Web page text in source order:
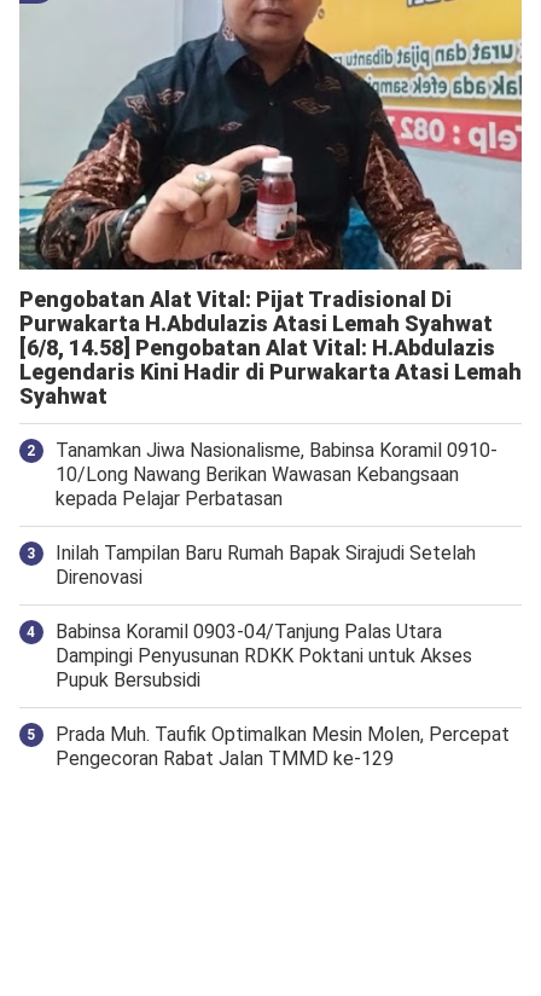
Pengobatan Alat Vital: Pijat Tradisional Di
Purwakarta H.Abdulazis Atasi Lemah Syahwat
[6/8, 14.58] Pengobatan Alat Vital: H.Abdulazis
Legendaris Kini Hadir di Purwakarta Atasi Lemah
Syahwat
Tanamkan Jiwa Nasionalisme, Babinsa Koramil 0910-
10/Long Nawang Berikan Wawasan Kebangsaan
kepada Pelajar Perbatasan
Inilah Tampilan Baru Rumah Bapak Sirajudi Setelah
Direnovasi
‎Babinsa Koramil 0903-04/Tanjung Palas Utara
Dampingi Penyusunan RDKK Poktani untuk Akses
Pupuk Bersubsidi
Prada Muh. Taufik Optimalkan Mesin Molen, Percepat
Pengecoran Rabat Jalan TMMD ke-129